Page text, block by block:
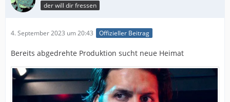
der will dir fressen
4. September 2023 um 20:43 Offizieller Beitrag
Bereits abgedrehte Produktion sucht neue Heimat